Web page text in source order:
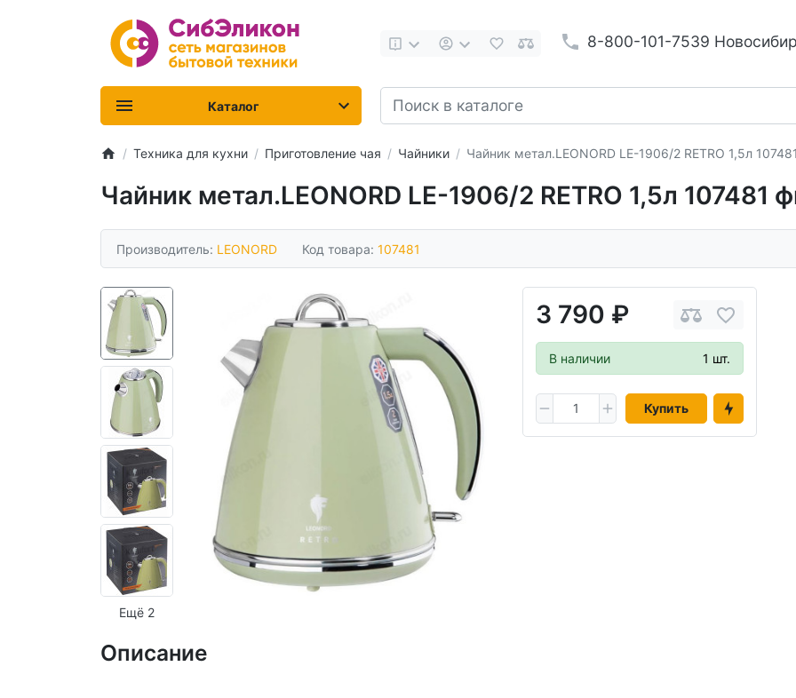
8-800-101-7539
Каталог
Техника для кухни Приготовление чая Чайники Чайник метал.LEONORD LE-1906/2 RETRO 1,5л
Чайник метал.LEONORD LE-1906/2 RETRO 1,5л 107481
Производитель: LEONORD Код товара: 107481
Ещё 2
3 790 ₽
В наличии 1 шт.
Купить
Описание